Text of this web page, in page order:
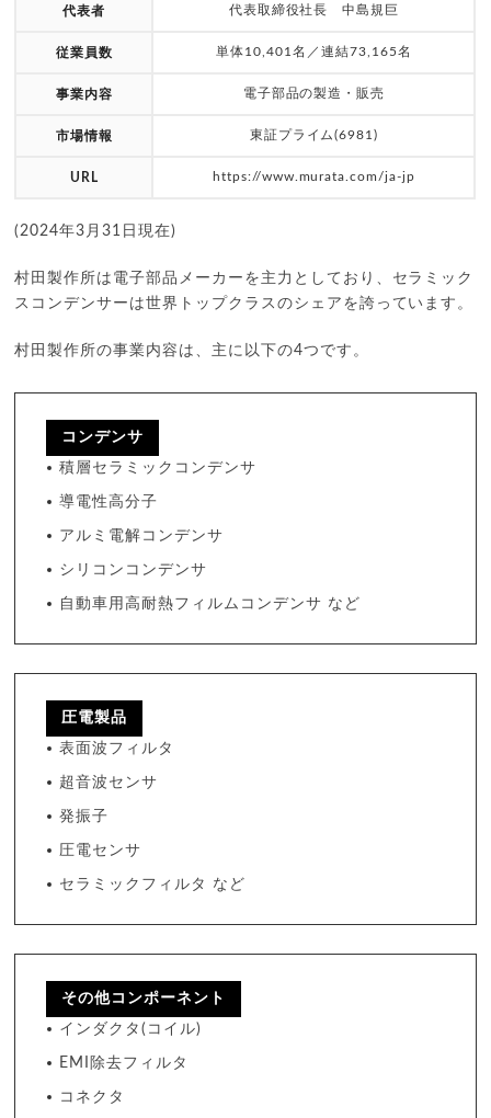
代表者 代表取締役社長 中島規巨
従業員数 単体10,401名／連結73,165名
事業内容 電子部品の製造・販売
市場情報 東証プライム(6981)
URL https://www.murata.com/ja-jp
(2024年3月31日現在)
村田製作所は電子部品メーカーを主力としており、セラミック
スコンデンサーは世界トップクラスのシェアを誇っています。
村田製作所の事業内容は、主に以下の4つです。
コンデンサ
積層セラミックコンデンサ
導電性高分子
アルミ電解コンデンサ
シリコンコンデンサ
自動車用高耐熱フィルムコンデンサ など
圧電製品
表面波フィルタ
超音波センサ
発振子
圧電センサ
セラミックフィルタ など
その他コンポーネント
インダクタ(コイル)
EMI除去フィルタ
コネクタ